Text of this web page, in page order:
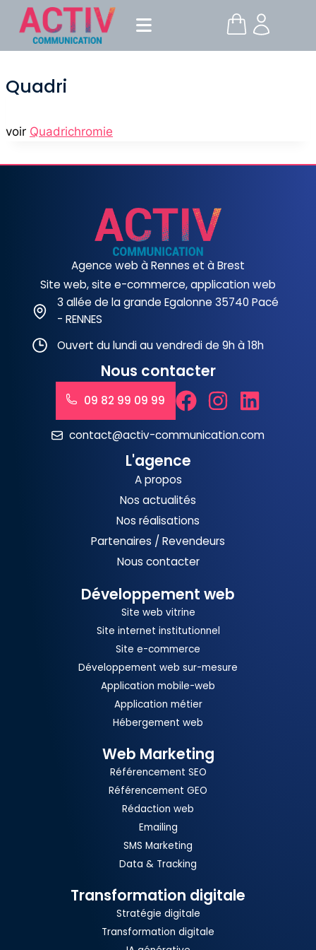
Quadri
voir Quadrichromie
Agence web à Rennes et à Brest
Site web, site e-commerce, application web
3 allée de la grande Egalonne 35740 Pacé
- RENNES
Ouvert du lundi au vendredi de 9h à 18h
Nous contacter
09 82 99 09 99
contact@activ-communication.com
L'agence
A propos
Nos actualités
Nos réalisations
Partenaires / Revendeurs
Nous contacter
Développement web
Site web vitrine
Site internet institutionnel
Site e-commerce
Développement web sur-mesure
Application mobile-web
Application métier
Hébergement web
Web Marketing
Référencement SEO
Référencement GEO
Rédaction web
Emailing
SMS Marketing
Data & Tracking
Transformation digitale
Stratégie digitale
Transformation digitale